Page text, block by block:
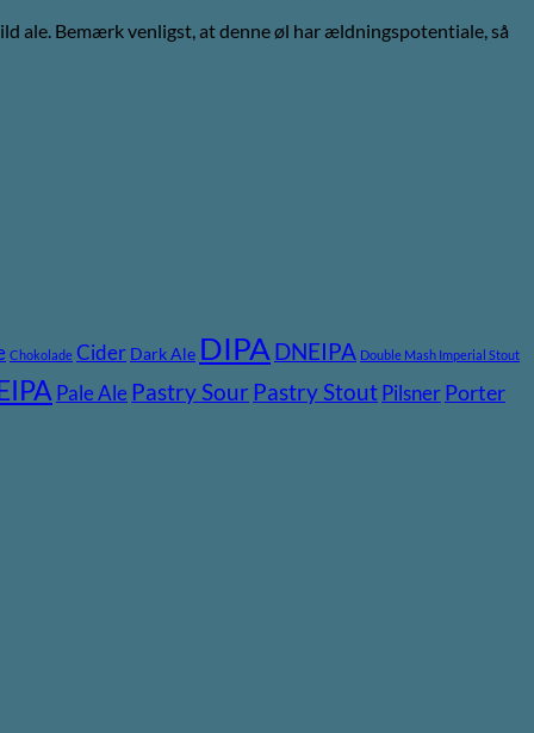
ale. Bemærk venligst, at denne øl har ældningspotentiale, så
Chokolade Cider Dark Ale DIPA DNEIPA Double Mash Imperial Stout
Pale Ale Pastry Sour Pastry StoutPilsnerPorter